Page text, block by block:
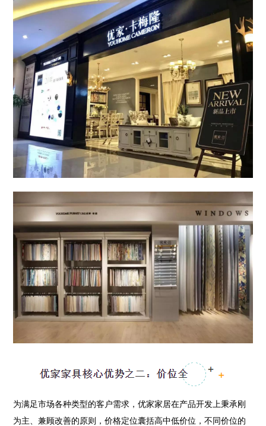
为满足市场各种类型的客户需求，优家家居在产品开发上秉承刚
为主、兼顾改善的原则，价格定位囊括高中低价位，不同价位的